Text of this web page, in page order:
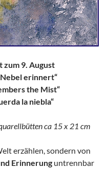
zum 9. August
erinnert“
the Mist“
la niebla“
ca 15 x 21 cm
erzählen, sondern von
Erinnerung untrennbar